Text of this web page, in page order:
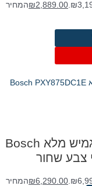
₪2,889.00
המחיר
כיריים אינדוקציה 80 ס"מ גמיש מלא Bosch
₪6,290.00
המחיר